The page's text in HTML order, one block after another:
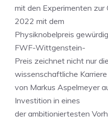
mit den Experimenten zur
2022 mit dem
Physiknobelpreis
FWF-Wittgenstein-
Preis zeichnet nicht nur
wissenschaftliche Karriere
von Markus Aspelmeyer
Investition in eines
der ambitioniertesten